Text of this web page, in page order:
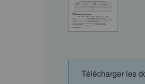
Télécharger les